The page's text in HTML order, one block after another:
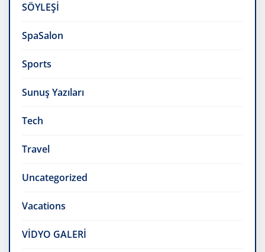
SÖYLEŞİ
SpaSalon
Sports
Sunuş Yazıları
Tech
Travel
Uncategorized
Vacations
VİDYO GALERİ